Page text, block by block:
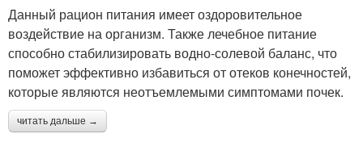
Данный рацион питания имеет оздоровительное
воздействие на организм. Также лечебное питание
способно стабилизировать водно-солевой баланс, что
поможет эффективно избавиться от отеков конечностей,
которые являются неотъемлемыми симптомами почек.
читать дальше →